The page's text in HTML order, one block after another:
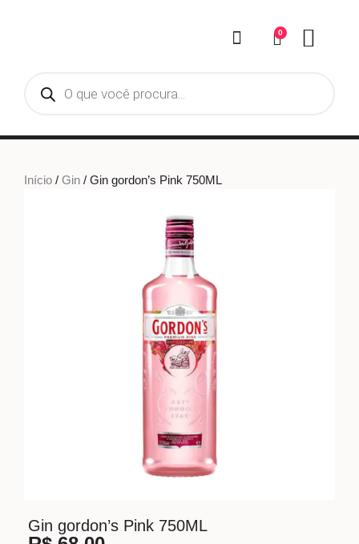
0
Início / Gin / Gin gordon’s Pink 750ML
Gin gordon’s Pink 750ML